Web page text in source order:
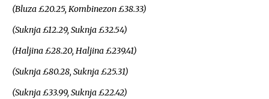
(Bluza £20.25, Kombinezon £38.33)
(Suknja £12.29, Suknja £32.54)
(Haljina £28.20, Haljina £239.41)
(Suknja £80.28, Suknja £25.31)
(Suknja £33.99, Suknja £22.42)